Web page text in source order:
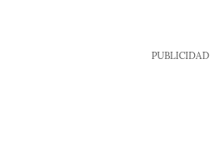
PUBLICIDAD